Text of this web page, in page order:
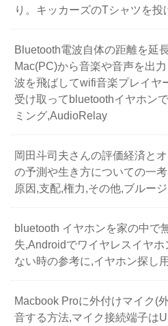
り。キッカーズのTシャツを投
Bluetooth電波自体の距離を延
Mac(PC)から音楽や音声を出
波を飛ばしてwifi音楽プレイヤ
受け取ってbluetoothイヤホン
ミング,AudioRelay
岡田斗司夫さんの評価経済と
の予測や生き方についての一
原因,支配,権力,その他,ブルー
bluetooth イヤホンを家の中で
失,Androidでワイヤレスイヤ
ない時の参考に,イヤホン探し
Macbook Proに外付けマイク(
音する方法,マイク接続端子は